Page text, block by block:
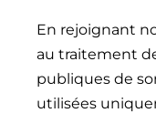
En rejoignant
au traitement
publiques de
utilisées